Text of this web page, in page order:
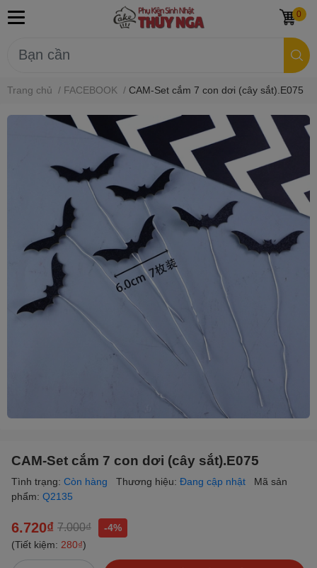
0
Trang chủ / FACEBOOK / CAM-Set cắm 7 con dơi (cây sắt).E075
CAM-Set cắm 7 con dơi (cây sắt).E075
Tình trạng: Còn hàng Thương hiệu: Đang cập nhật
Mã sản
phẩm: Q2135
6.720₫ 7.000₫
-4%
(Tiết kiệm: 280₫)